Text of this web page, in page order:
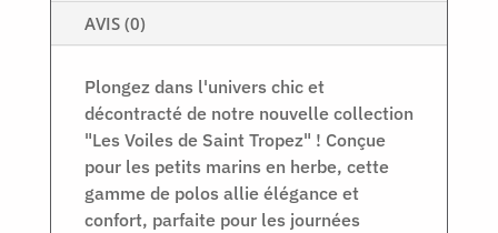
AVIS (0)
Plongez dans l'univers chic et
décontracté de notre nouvelle collection
"Les Voiles de Saint Tropez" ! Conçue
pour les petits marins en herbe, cette
gamme de polos allie élégance et
confort, parfaite pour les journées